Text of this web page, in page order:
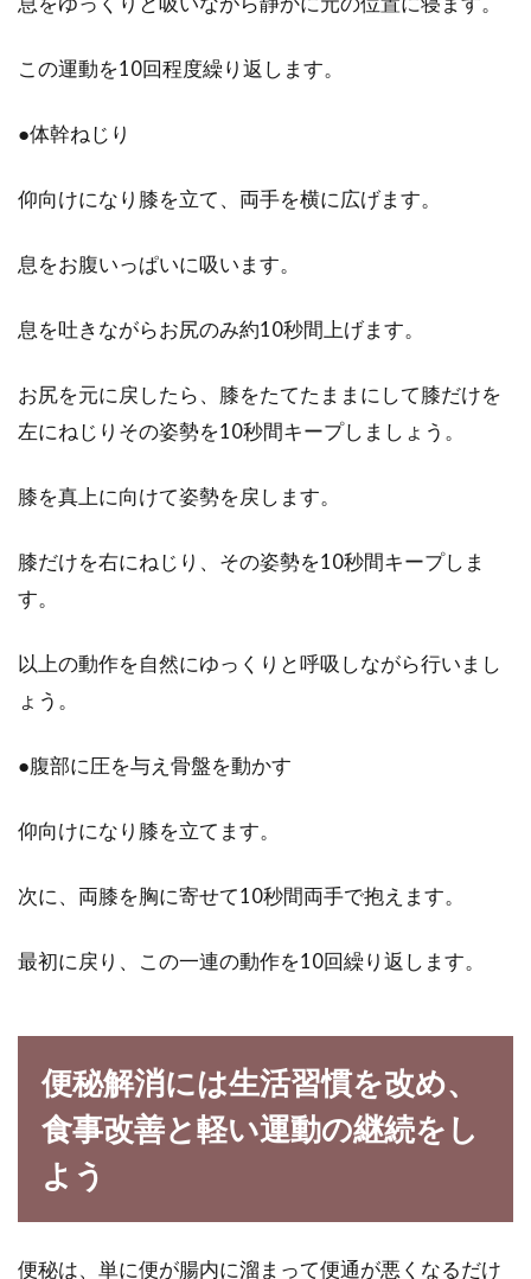
この運動を10回程度繰り返します。
●体幹ねじり
仰向けになり膝を立て、両手を横に広げます。
息をお腹いっぱいに吸います。
息を吐きながらお尻のみ約10秒間上げます。
お尻を元に戻したら、膝をたてたままにして膝だけを
左にねじりその姿勢を10秒間キープしましょう。
膝を真上に向けて姿勢を戻します。
膝だけを右にねじり、その姿勢を10秒間キープしま
す。
以上の動作を自然にゆっくりと呼吸しながら行いまし
ょう。
●腹部に圧を与え骨盤を動かす
仰向けになり膝を立てます。
次に、両膝を胸に寄せて10秒間両手で抱えます。
最初に戻り、この一連の動作を10回繰り返します。
便秘解消には生活習慣を改め、
食事改善と軽い運動の継続をし
よう
便秘は、単に便が腸内に溜まって便通が悪くなるだけ